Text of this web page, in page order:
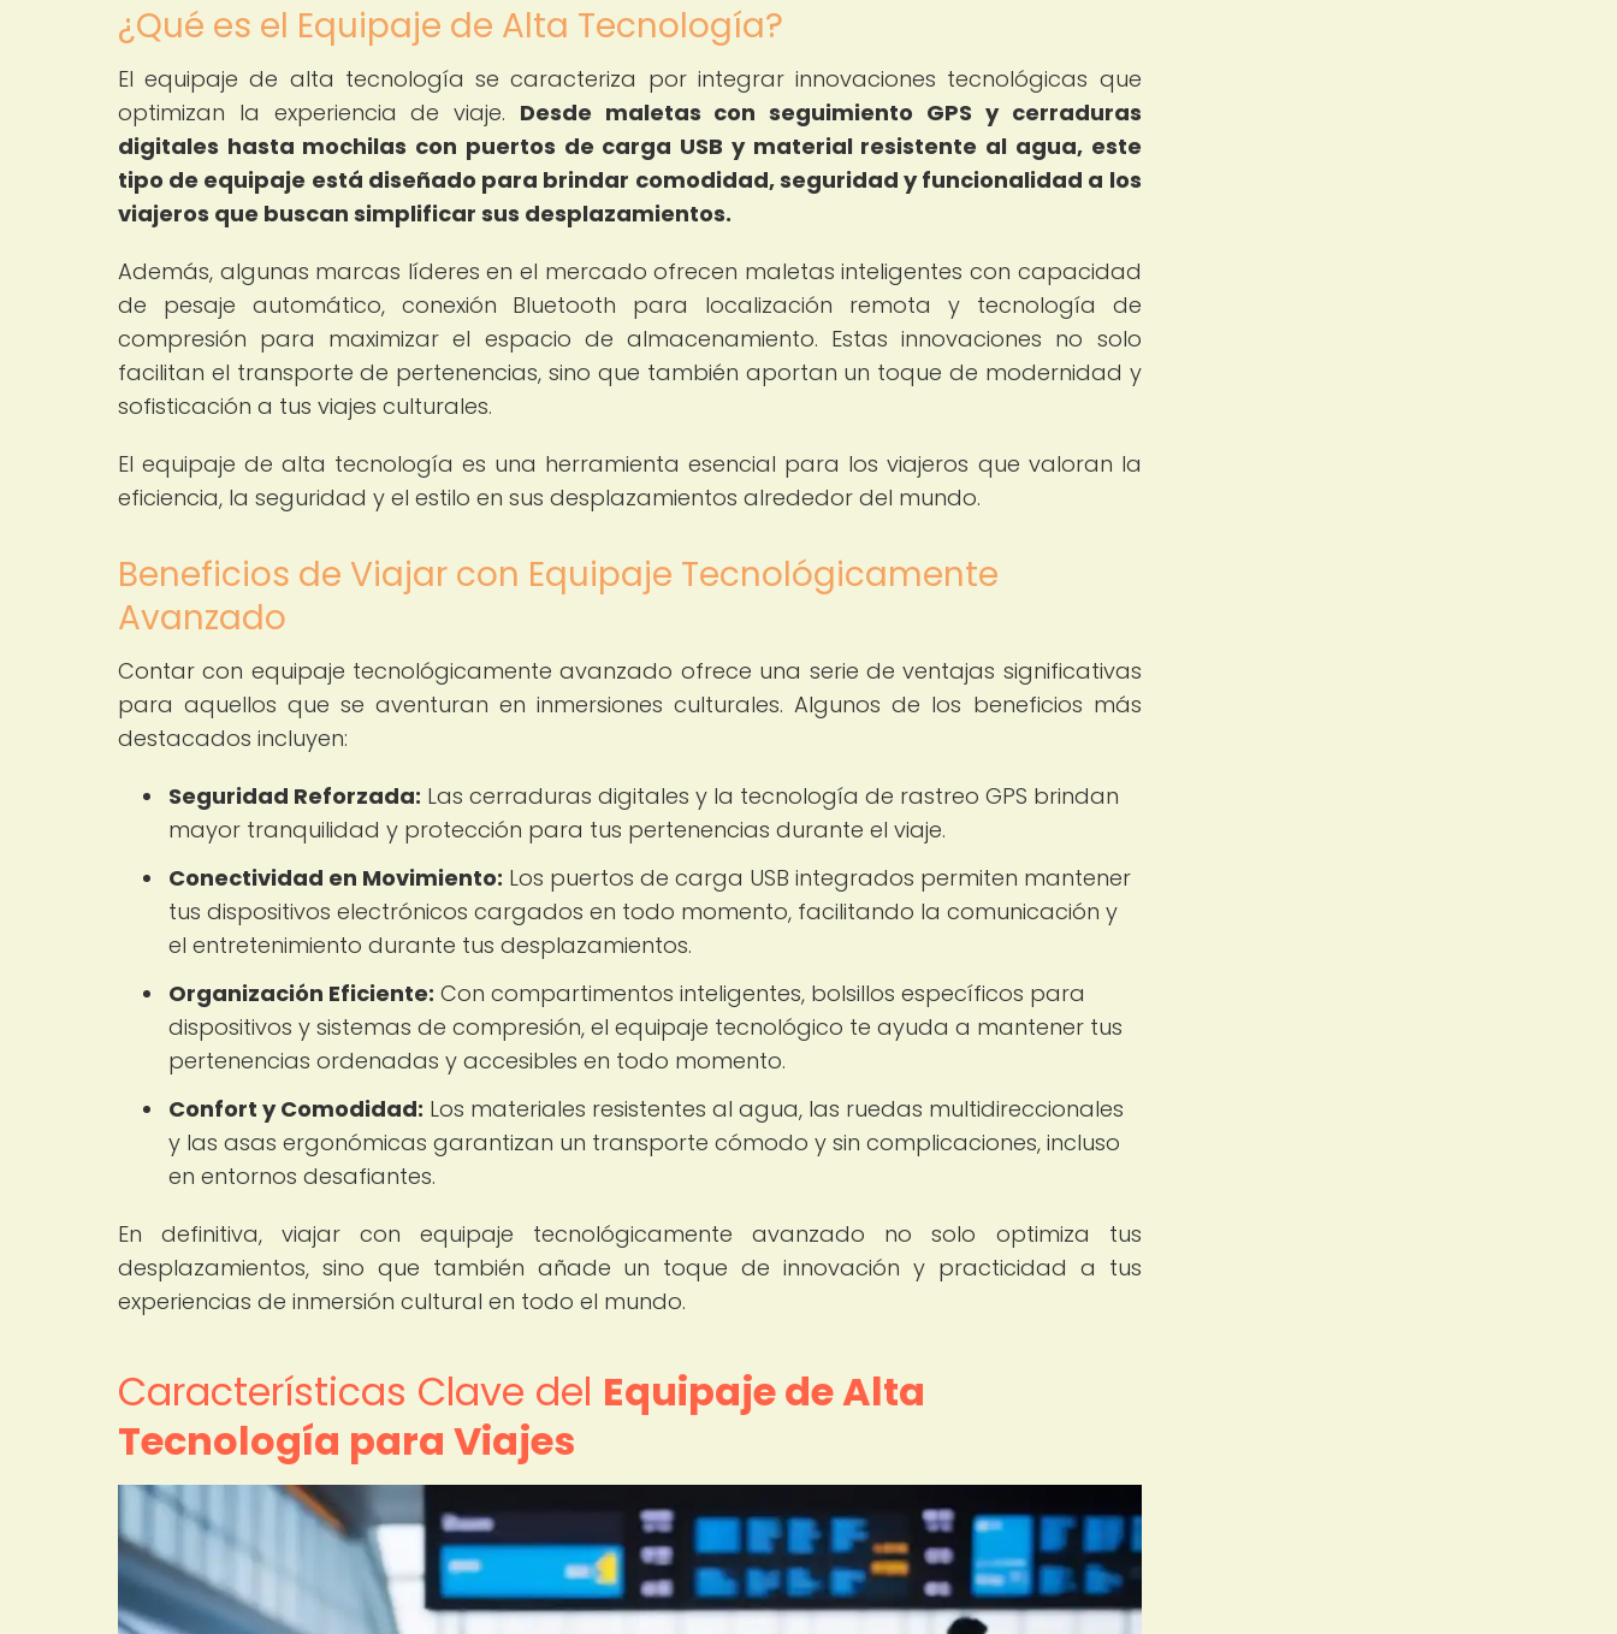
¿Qué es el Equipaje de Alta Tecnología?
El equipaje de alta tecnología se caracteriza por integrar innovaciones tecnológicas que
optimizan la experiencia de viaje. Desde maletas con seguimiento GPS y cerraduras
digitales hasta mochilas con puertos de carga USB y material resistente al agua, este
tipo de equipaje está diseñado para brindar comodidad, seguridad y funcionalidad a los
viajeros que buscan simplificar sus desplazamientos.
Además, algunas marcas líderes en el mercado ofrecen maletas inteligentes con capacidad
de pesaje automático, conexión Bluetooth para localización remota y tecnología de
compresión para maximizar el espacio de almacenamiento. Estas innovaciones no solo
facilitan el transporte de pertenencias, sino que también aportan un toque de modernidad y
sofisticación a tus viajes culturales.
El equipaje de alta tecnología es una herramienta esencial para los viajeros que valoran la
eficiencia, la seguridad y el estilo en sus desplazamientos alrededor del mundo.
Beneficios de Viajar con Equipaje Tecnológicamente
Avanzado
Contar con equipaje tecnológicamente avanzado ofrece una serie de ventajas significativas
para aquellos que se aventuran en inmersiones culturales. Algunos de los beneficios más
destacados incluyen:
Seguridad Reforzada: Las cerraduras digitales y la tecnología de rastreo GPS brindan
mayor tranquilidad y protección para tus pertenencias durante el viaje.
Conectividad en Movimiento: Los puertos de carga USB integrados permiten mantener
tus dispositivos electrónicos cargados en todo momento, facilitando la comunicación y
el entretenimiento durante tus desplazamientos.
Organización Eficiente: Con compartimentos inteligentes, bolsillos específicos para
dispositivos y sistemas de compresión, el equipaje tecnológico te ayuda a mantener tus
pertenencias ordenadas y accesibles en todo momento.
Confort y Comodidad: Los materiales resistentes al agua, las ruedas multidireccionales
y las asas ergonómicas garantizan un transporte cómodo y sin complicaciones, incluso
en entornos desafiantes.
En definitiva, viajar con equipaje tecnológicamente avanzado no solo optimiza tus
desplazamientos, sino que también añade un toque de innovación y practicidad a tus
experiencias de inmersión cultural en todo el mundo.
Características Clave del Equipaje de Alta
Tecnología para Viajes